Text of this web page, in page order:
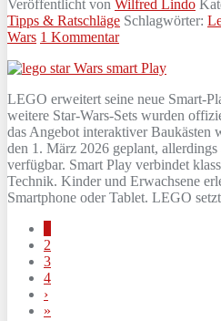
Veröffentlicht von Wilfred Lindo
Tipps & Ratschläge Schlagwörter:
Wars 1 Kommentar
LEGO erweitert seine neue
weitere Star‑Wars‑Sets wurden
das Angebot interaktiver Baukästen
den 1. März 2026 geplant,
verfügbar. Smart Play verbindet
Technik. Kinder und Erwachsene
Smartphone oder Tablet. LEGO
2
3
4
›
»